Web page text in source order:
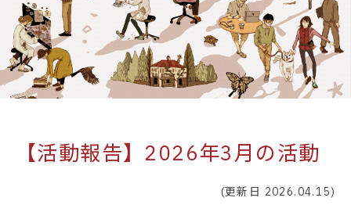
【活動報告】2026年3月の活動
(更新日 2026.04.15)